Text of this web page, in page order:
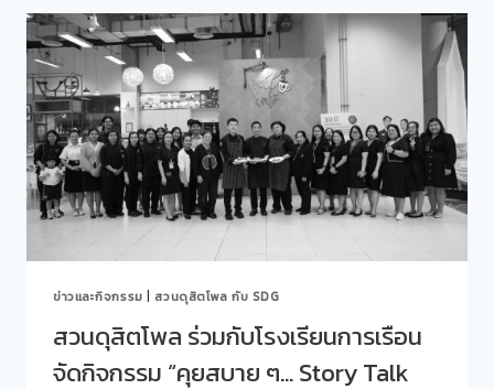
LEARN
เรียน
รู้
จาก
คน
ทำงาน
จริง
เสียง
จาก
สถาน
หน่วย
มอง
สายตา
ร่วม
กับ
ศูนย์
สนเทศ
แนะแนว
การ
ศึกษา
และ
อาชีพ
จัด
ๆ…
STORY
TALK
ONE
ข่าวและกิจกรรม สวนดุสิตโพล กับ SDG
สวนดุสิตโพล ร่วมกับโรงเรียนการเรือน
จัดกิจกรรม “คุยสบาย ๆ… Story Talk